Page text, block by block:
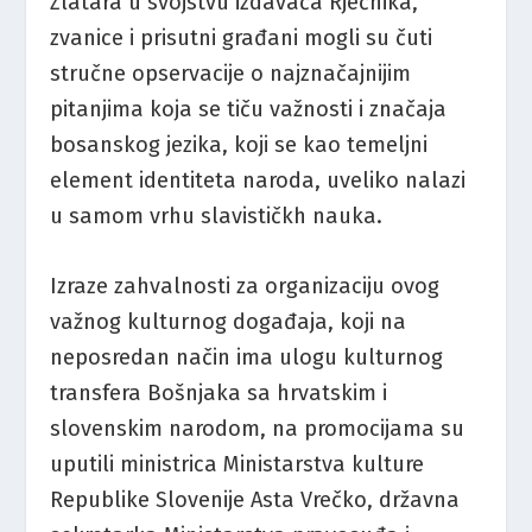
zvanice i prisutni građani mogli su čuti
stručne opservacije o najznačajnijim
pitanjima koja se tiču važnosti i značaja
bosanskog jezika, koji se kao temeljni
element identiteta naroda, uveliko nalazi
u samom vrhu slavističkh nauka.
Izraze zahvalnosti za organizaciju ovog
važnog kulturnog događaja, koji na
neposredan način ima ulogu kulturnog
transfera Bošnjaka sa hrvatskim i
slovenskim narodom, na promocijama su
uputili ministrica Ministarstva kulture
Republike Slovenije Asta Vrečko, državna